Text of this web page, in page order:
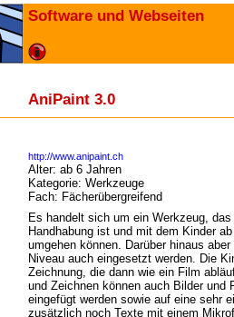
Software und Webseiten
AniPaint 3.0
http://www.anipaint.ch
Alter: ab 6 Jahren
Kategorie: Werkzeuge
Fach: Fächerübergreifend
Es handelt sich um ein Werkzeug,
Handhabung ist und mit dem Kinder
umgehen können. Darüber hinaus
Niveau auch eingesetzt werden. Die
Zeichnung, die dann wie ein Film
und Zeichnen können auch Bilder und
eingefügt werden sowie auf eine sehr
zusätzlich noch Texte mit einem